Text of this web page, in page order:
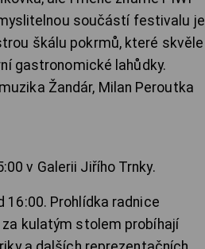
součástí festivalu je
škálu pokrmů, které skvěle
gastronomické lahůdky.
Žandár, Milan Peroutka
v Galerii Jiřího Trnky.
Prohlídka radnice
kulatým stolem probíhají